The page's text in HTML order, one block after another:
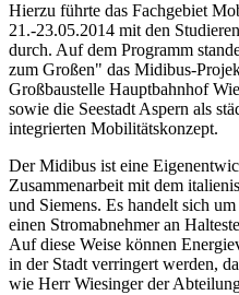
Hierzu führte das Fachgebiet
21.-23.05.2014 mit den
durch. Auf dem Programm
zum Großen" das Midibus-
Großbaustelle Hauptbahnhof
sowie die Seestadt Aspern als
integrierten Mobilitätskonzept.
Der Midibus ist eine
Zusammenarbeit mit dem
und Siemens. Es handelt sich
einen Stromabnehmer an
Auf diese Weise können
in der Stadt verringert werden,
wie Herr Wiesinger der